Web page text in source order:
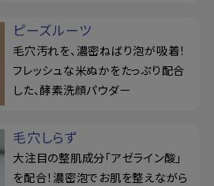
ピーズルーツ
毛穴汚れを、濃密ねばり泡が吸着！
フレッシュな米ぬかをたっぷり配合
した、酵素洗顔パウダー
毛穴しらず
大注目の整肌成分「アゼライン酸」
を配合！濃密泡でお肌を整えながら